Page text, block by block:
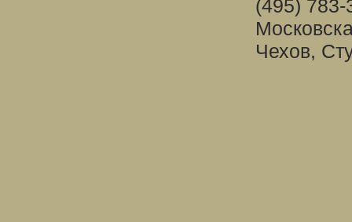
(495)
Чехов,